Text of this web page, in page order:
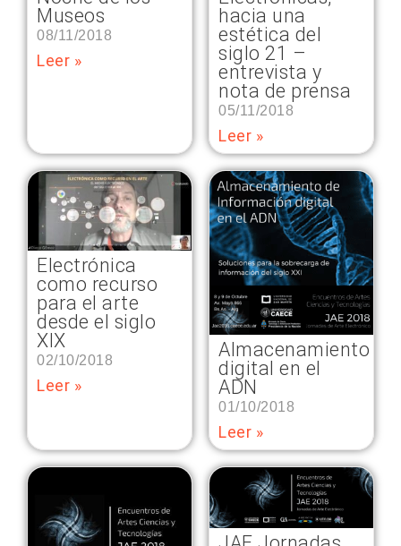
Museos
08/11/2018
Leer »
hacia una
estética del
siglo 21 –
entrevista y
nota de prensa
05/11/2018
Leer »
Electrónica
como recurso
para el arte
desde el siglo
XIX
02/10/2018
Leer »
Almacenamiento
digital en el
ADN
01/10/2018
Leer »